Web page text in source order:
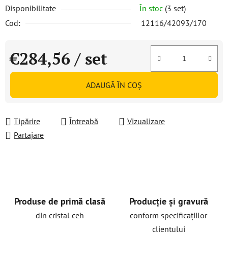
Disponibilitate În stoc (3 set)
Cod:
12116/42093/170
€284,56 / set
Evaluare preţ:
ADAUGĂ ÎN COŞ
Tipărire Întreabă
Vizualizare
Partajare
Produse de primă clasă
din cristal ceh
Producție și gravură
conform specificațiilor
clientului